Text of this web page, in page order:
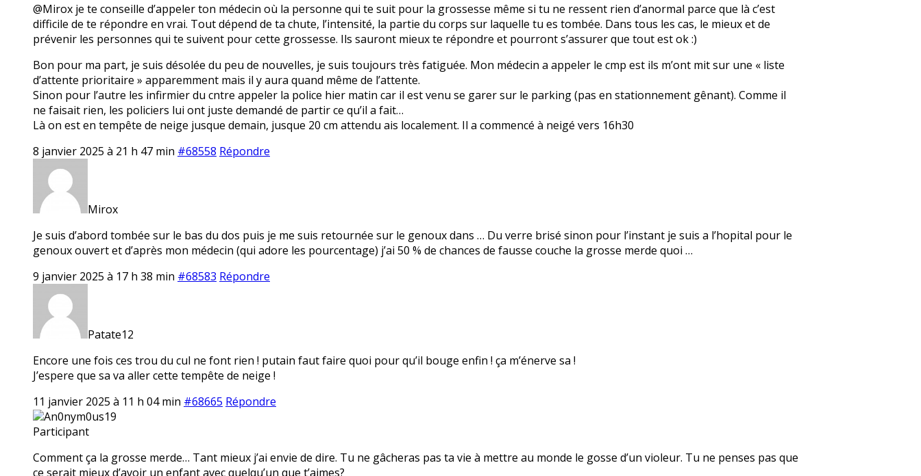
@Mirox je te conseille d’appeler ton médecin où la personne qui te suit pour la grossesse même si tu ne ressent rien d’anormal parce que là c’est
difficile de te répondre en vrai. Tout dépend de ta chute, l’intensité, la partie du corps sur laquelle tu es tombée. Dans tous les cas, le mieux et de
prévenir les personnes qui te suivent pour cette grossesse. Ils sauront mieux te répondre et pourront s’assurer que tout est ok :)
Bon pour ma part, je suis désolée du peu de nouvelles, je suis toujours très fatiguée. Mon médecin a appeler le cmp est ils m’ont mit sur une « liste
d’attente prioritaire » apparemment mais il y aura quand même de l’attente.
Sinon pour l’autre les infirmier du cntre appeler la police hier matin car il est venu se garer sur le parking (pas en stationnement gênant). Comme il
ne faisait rien, les policiers lui ont juste demandé de partir ce qu’il a fait…
Là on est en tempête de neige jusque demain, jusque 20 cm attendu ais localement. Il a commencé à neigé vers 16h30
8 janvier 2025 à 21 h 47 min #68558 Répondre
Mirox
Je suis d’abord tombée sur le bas du dos puis je me suis retournée sur le genoux dans … Du verre brisé sinon pour l’instant je suis a l’hopital pour le
genoux ouvert et d’après mon médecin (qui adore les pourcentage) j’ai 50 % de chances de fausse couche la grosse merde quoi …
9 janvier 2025 à 17 h 38 min #68583 Répondre
Patate12
Encore une fois ces trou du cul ne font rien ! putain faut faire quoi pour qu’il bouge enfin ! ça m’énerve sa !
J’espere que sa va aller cette tempête de neige !
11 janvier 2025 à 11 h 04 min #68665 Répondre
An0nym0us19
Participant
Comment ça la grosse merde… Tant mieux j’ai envie de dire. Tu ne gâcheras pas ta vie à mettre au monde le gosse d’un violeur. Tu ne penses pas que
ce serait mieux d’avoir un enfant avec quelqu’un que t’aimes?